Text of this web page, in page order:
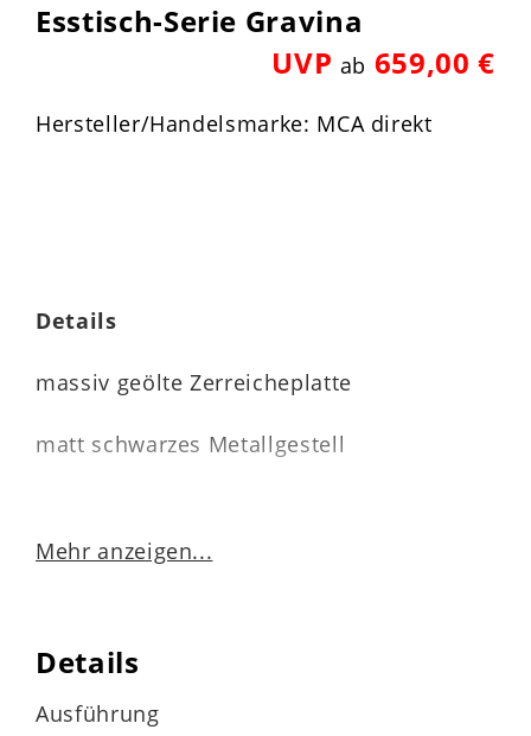
Esstisch-Serie Gravina
UVP ab 659,00 €
Hersteller/Handelsmarke: MCA direkt
Details
massiv geölte Zerreicheplatte
matt schwarzes Metallgestell
Tischplatte ca. 4 cm stark, aufgedoppelt,
Kreuzsäulengestell pulverbeschichtet
Mehr anzeigen...
Details
Ausführung